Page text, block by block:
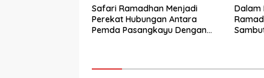
Safari Ramadhan Menjadi
Perekat Hubungan Antara
Pemda Pasangkayu Dengan
Dalam